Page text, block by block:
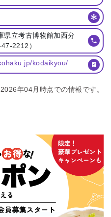
県立考古博物館加西分
2212）
kodaikyou/
2026年04月時点での情報です。